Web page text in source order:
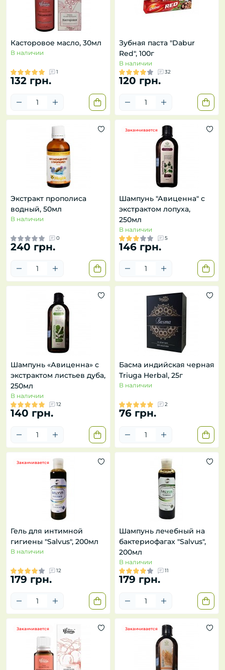
Касторовое масло, 30мл
В наличии
1
132 грн.
Зубная паста "Dabur
Red", 100г
В наличии
32
120 грн.
Экстракт прополиса
водный, 50мл
В наличии
0
240 грн.
Заканчивается
Шампунь "Авиценна" с
экстрактом лопуха,
250мл
В наличии
5
146 грн.
Шампунь «Авиценна» с
экстрактом листьев дуба,
250мл
В наличии
12
140 грн.
Басма индийская черная
Triuga Herbal, 25г
В наличии
2
76 грн.
Заканчивается
Гель для интимной
гигиены "Salvus", 200мл
В наличии
12
179 грн.
Шампунь лечебный на
бактериофагах "Salvus",
200мл
В наличии
11
179 грн.
Заканчивается Заканчивается